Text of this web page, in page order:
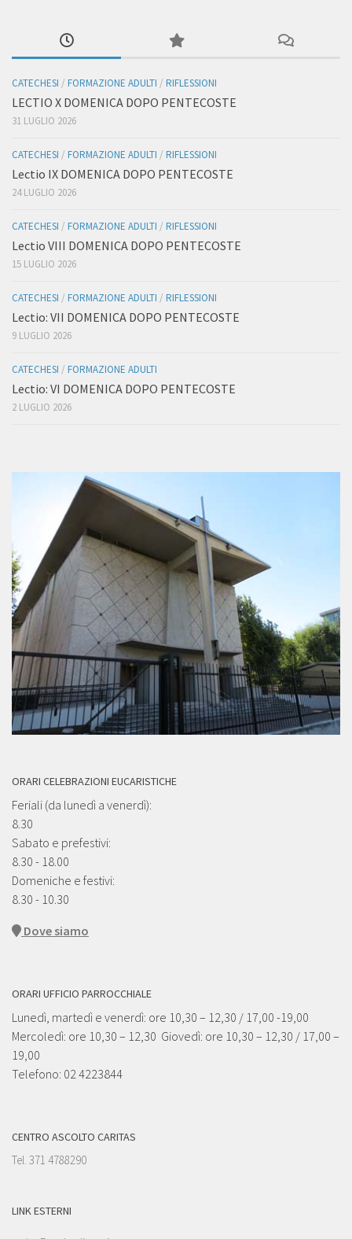
CATECHESI / FORMAZIONE ADULTI / RIFLESSIONI
LECTIO X DOMENICA DOPO PENTECOSTE
31 LUGLIO 2026
CATECHESI / FORMAZIONE ADULTI / RIFLESSIONI
Lectio IX DOMENICA DOPO PENTECOSTE
24 LUGLIO 2026
CATECHESI / FORMAZIONE ADULTI / RIFLESSIONI
Lectio VIII DOMENICA DOPO PENTECOSTE
15 LUGLIO 2026
CATECHESI / FORMAZIONE ADULTI / RIFLESSIONI
Lectio: VII DOMENICA DOPO PENTECOSTE
9 LUGLIO 2026
CATECHESI / FORMAZIONE ADULTI
Lectio: VI DOMENICA DOPO PENTECOSTE
2 LUGLIO 2026
ORARI CELEBRAZIONI EUCARISTICHE
Feriali (da lunedì a venerdì):
8.30
Sabato e prefestivi:
8.30 - 18.00
Domeniche e festivi:
8.30 - 10.30
Dove siamo
ORARI UFFICIO PARROCCHIALE
Lunedì, martedì e venerdì: ore 10,30 – 12,30 / 17,00 -19,00
Mercoledì: ore 10,30 – 12,30 Giovedì: ore 10,30 – 12,30 / 17,00 –
19,00
Telefono: 02 4223844
CENTRO ASCOLTO CARITAS
Tel. 371 4788290
LINK ESTERNI